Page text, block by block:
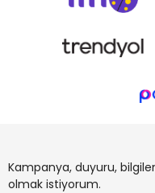
Kampanya, duyuru,
olmak istiyorum.